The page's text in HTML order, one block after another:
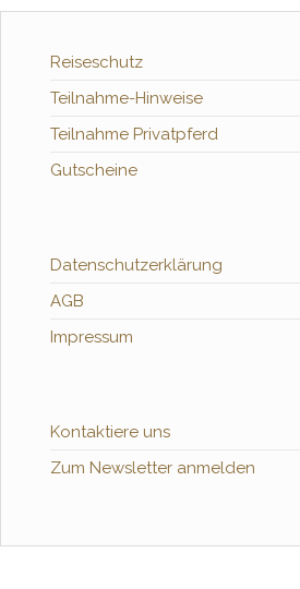
Reiseschutz
Teilnahme-Hinweise
Teilnahme Privatpferd
Gutscheine
Datenschutzerklärung
AGB
Impressum
Kontaktiere uns
Zum Newsletter anmelden